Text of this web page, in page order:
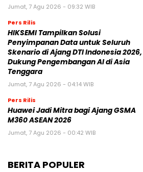
Jumat, 7 Agu 2026 - 09:32 WIB
Pers Rilis
HIKSEMI Tampilkan Solusi
Penyimpanan Data untuk Seluruh
Skenario di Ajang DTI Indonesia 2026,
Dukung Pengembangan AI di Asia
Tenggara
Jumat, 7 Agu 2026 - 04:14 WIB
Pers Rilis
Huawei Jadi Mitra bagi Ajang GSMA
M360 ASEAN 2026
Jumat, 7 Agu 2026 - 00:42 WIB
BERITA POPULER